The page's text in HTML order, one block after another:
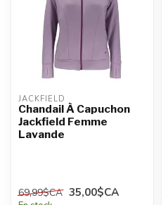
JACKFIELD
Chandail À Capuchon
Jackfield Femme
Lavande
69,99$CA 35,00$CA